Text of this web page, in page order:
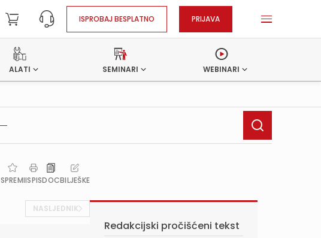
ISPROBAJ BESPLATNO PRIJAVA
ALATI SEMINARI WEBINARI
SPREMIISPISDOCBILJEŠKE
NASLJEDNIK
Redakcijski pročišćeni tekst